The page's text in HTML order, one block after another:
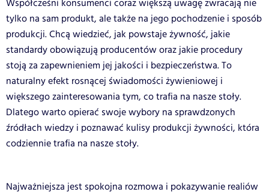
Współcześni konsumenci coraz większą uwagę zwracają nie
tylko na sam produkt, ale także na jego pochodzenie i sposób
produkcji. Chcą wiedzieć, jak powstaje żywność, jakie
standardy obowiązują producentów oraz jakie procedury
stoją za zapewnieniem jej jakości i bezpieczeństwa. To
naturalny efekt rosnącej świadomości żywieniowej i
większego zainteresowania tym, co trafia na nasze stoły.
Dlatego warto opierać swoje wybory na sprawdzonych
źródłach wiedzy i poznawać kulisy produkcji żywności, która
codziennie trafia na nasze stoły.
Najważniejsza jest spokojna rozmowa i pokazywanie realiów